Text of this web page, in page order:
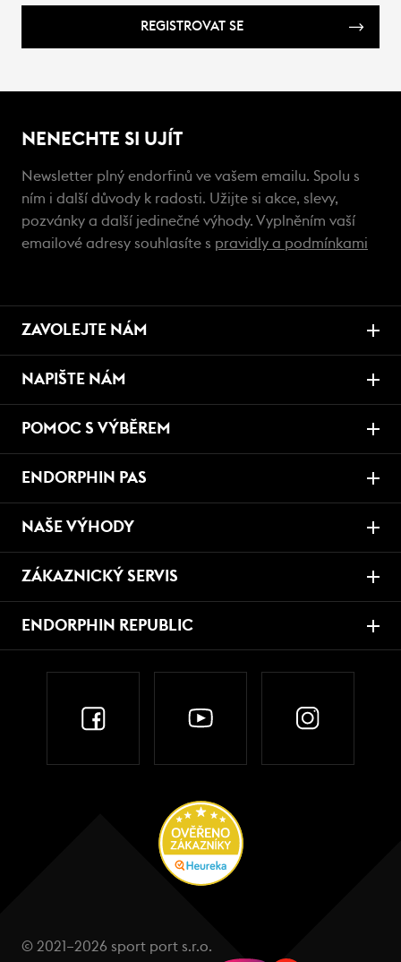
REGISTROVAT SE
NENECHTE SI UJÍT
Newsletter plný endorfinů ve vašem emailu. Spolu s
ním i další důvody k radosti. Užijte si akce, slevy,
pozvánky a další jedinečné výhody. Vyplněním vaší
emailové adresy souhlasíte s pravidly a podmínkami
ZAVOLEJTE NÁM
NAPIŠTE NÁM
POMOC S VÝBĚREM
ENDORPHIN PAS
NAŠE VÝHODY
ZÁKAZNICKÝ SERVIS
ENDORPHIN REPUBLIC
© 2021–2026 sport port s.r.o.